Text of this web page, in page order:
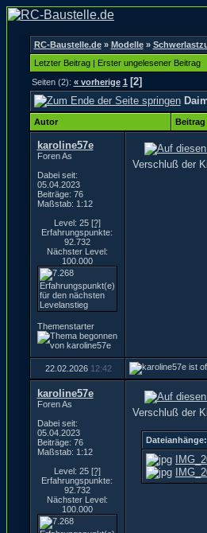
RC-Baustelle.de» Modelle»
Letzter Beitrag| Erster ungelesener Beitrag
Seiten (2): « vorherige 1 [2]
Autor Beitrag
karoline57e
Foren As
Dabei seit:
05.04.2023
Beiträge: 76
Maßstab: 1:12
Level: 25 [?]
Erfahrungspunkte:
92.732
Nächster Level:
100.000
Themenstarter
Verschluß der
22.02.2026 12:42
karoline57e
Foren As
Dabei seit:
05.04.2023
Beiträge: 76
Maßstab: 1:12
Level: 25 [?]
Erfahrungspunkte:
92.732
Nächster Level:
100.000
Verschluß der
Dateianhänge: